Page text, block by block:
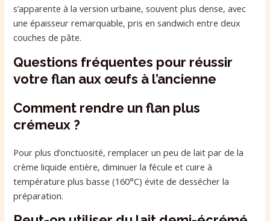
s’apparente à la version urbaine, souvent plus dense, avec
une épaisseur remarquable, pris en sandwich entre deux
couches de pâte.
Questions fréquentes pour réussir
votre flan aux œufs à l’ancienne
Comment rendre un flan plus
crémeux ?
Pour plus d’onctuosité, remplacer un peu de lait par de la
crème liquide entière, diminuer la fécule et cuire à
température plus basse (160°C) évite de dessécher la
préparation.